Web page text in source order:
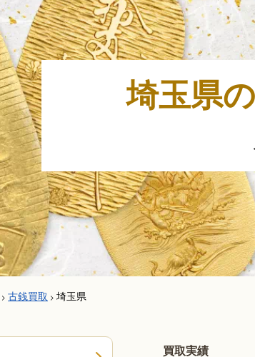
埼玉県の
> 古銭買取 > 埼玉県
買取実績